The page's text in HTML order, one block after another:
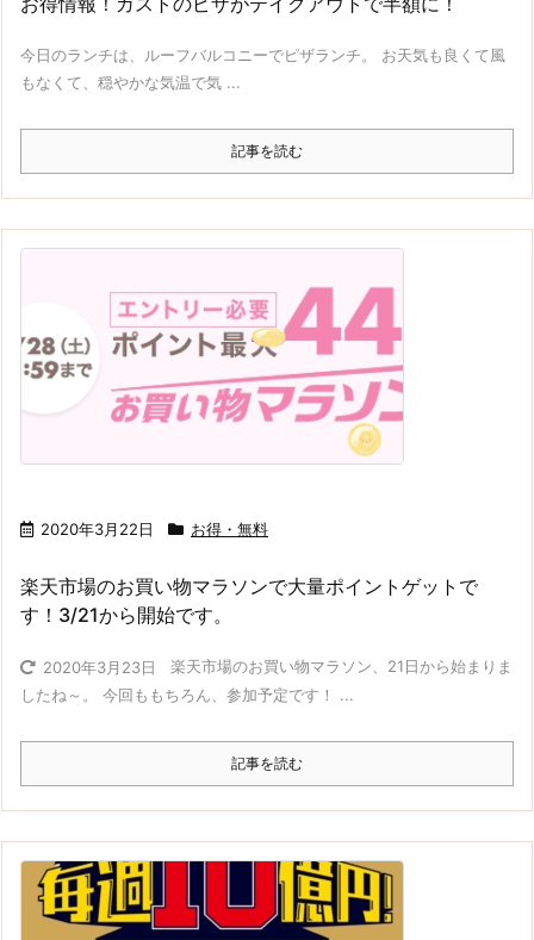
今日のランチは、ルーフバルコニーでピザランチ。 お天気も良くて風
もなくて、穏やかな気温で気 ...
記事を読む
2020年3月22日 お得・無料
楽天市場のお買い物マラソンで大量ポイントゲットで
す！3/21から開始です。
2020年3月23日
楽天市場のお買い物マラソン、21日から始まりま
したね～。 今回ももちろん、参加予定です！ ...
記事を読む